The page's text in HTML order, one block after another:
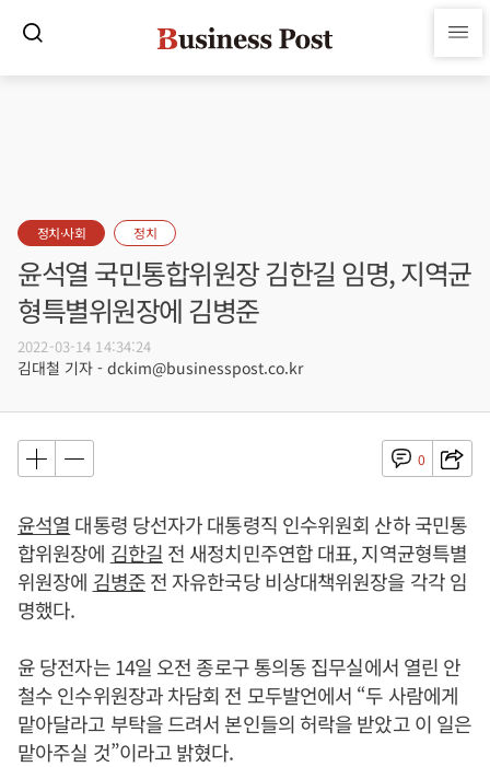
정치·사회 정치
윤석열 국민통합위원장 김한길 임명, 지역균
형특별위원장에 김병준
2022-03-14 14:34:24
김대철 기자 - dckim@businesspost.co.kr
0
윤석열 대통령 당선자가 대통령직 인수위원회 산하 국민통
합위원장에 김한길 전 새정치민주연합 대표, 지역균형특별
위원장에 김병준전 자유한국당 비상대책위원장을 각각 임
명했다.
윤 당전자는 14일 오전 종로구 통의동 집무실에서 열린 안
철수 인수위원장과 차담회 전 모두발언에서 “두 사람에게
맡아달라고 부탁을 드려서 본인들의 허락을 받았고 이 일은
맡아주실 것”이라고 밝혔다.